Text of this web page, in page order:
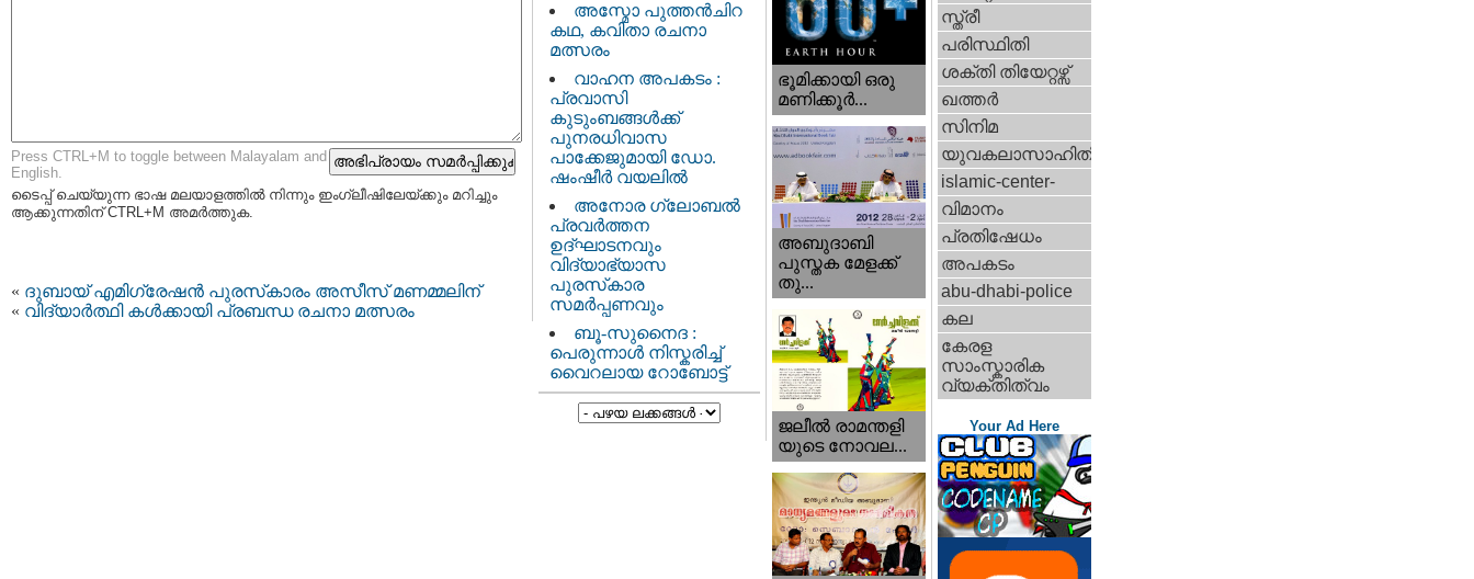
Press CTRL+M to toggle between Malayalam and
English.
ടൈപ്പ്‌ ചെയ്യുന്ന ഭാഷ മലയാളത്തില്‍ നിന്നും ഇംഗ്ലീഷിലേയ്ക്കും മറിച്ചും
ആക്കുന്നതിന് CTRL+M അമര്‍ത്തുക.
« ദുബായ് എമിഗ്രേഷന്‍ പുരസ്‌കാരം അസീസ് മണമ്മലിന്
« വിദ്യാര്‍ത്ഥി കള്‍ക്കായി പ്രബന്ധ രചനാ മത്സരം
അസ്മോ പുത്തൻചിറ
കഥ, കവിതാ രചനാ
മത്സരം
വാഹന അപകടം :
പ്രവാസി
കുടുംബങ്ങൾക്ക്
പുനരധിവാസ
പാക്കേജുമായി ഡോ.
ഷംഷീർ വയലിൽ
അനോര ഗ്ലോബൽ
പ്രവർത്തന
ഉദ്ഘാടനവും
വിദ്യാഭ്യാസ
പുരസ്‌കാര
സമർപ്പണവും
ബൂ-സുനൈദ :
പെരുന്നാൾ നിസ്കരിച്ച്
വൈറലായ റോബോട്ട്
ഭൂമിക്കായി ഒരു
മണിക്കൂര്‍...
അബുദാബി
പുസ്തക മേളക്ക്
തു...
ജലീല്‍ രാമന്തളി
യുടെ നോവല...
സ്ത്രീ
പരിസ്ഥിതി
ശക്തി തിയേറ്റഴ്സ്
ഖത്തര്‍
സിനിമ
യുവകലാസാഹിതി
islamic-center-
വിമാനം
പ്രതിഷേധം
അപകടം
abu-dhabi-police
കല
കേരള
സാംസ്കാരിക
വ്യക്തിത്വം
Your Ad Here